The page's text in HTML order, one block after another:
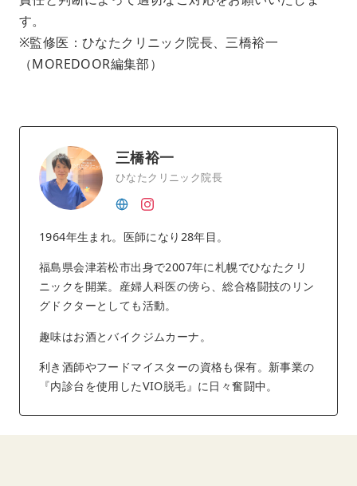
す。
※監修医：ひなたクリニック院長、三橋裕一
（MOREDOOR編集部）
三橋裕一
ひなたクリニック院長
1964年生まれ。医師になり28年目。
福島県会津若松市出身で2007年に札幌でひなたクリ
ニックを開業。産婦人科医の傍ら、総合格闘技のリン
グドクターとしても活動。
趣味はお酒とバイクジムカーナ。
利き酒師やフードマイスターの資格も保有。新事業の
『内診台を使用したVIO脱毛』に日々奮闘中。